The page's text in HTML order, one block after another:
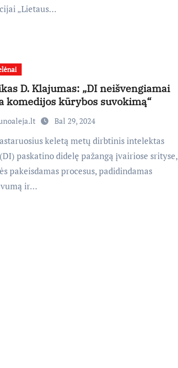
„Lietaus…
D. Klajumas: „DI neišvengiamai
komedijos kūrybos suvokimą“
Bal 29, 2024
astaruosius keletą metų dirbtinis intelektas
(DI) paskatino didelę pažangą įvairiose srityse,
pakeisdamas procesus, padidindamas
ir…